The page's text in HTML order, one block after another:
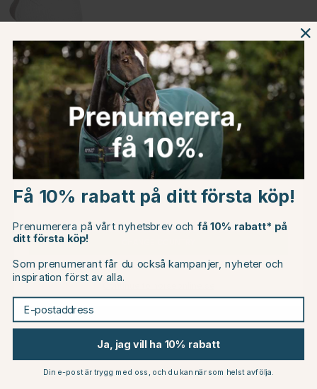
Beskrivning
Om tillverkaren
Omdömen
Du kanske även är intresserad av
15
Choose country
EU
Få 10% rabatt på ditt första köp!
Prenumerera på vårt nyhetsbrev och få 10% rabatt* på
ditt första köp!
Som prenumerant får du också kampanjer, nyheter och
inspiration först av alla.
E-postaddress
Ja, jag vill ha 10% rabatt
Din e-post är trygg med oss, och du kan när som helst avfölja.